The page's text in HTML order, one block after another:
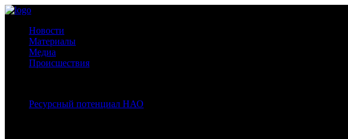
Новости
Материалы
Медиа
Происшествия
Ресурсный потенциал НАО